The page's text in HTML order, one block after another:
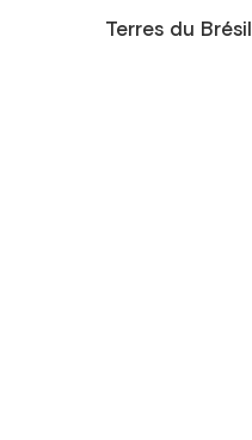
Terres du Brésil